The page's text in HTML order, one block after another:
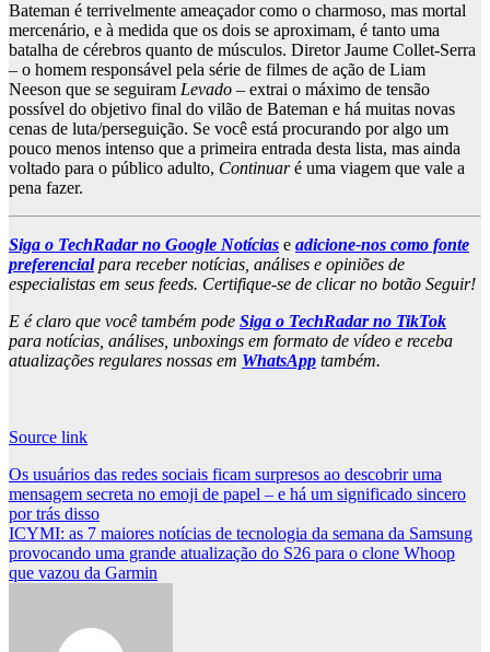
Bateman é terrivelmente ameaçador como o charmoso, mas mortal
mercenário, e à medida que os dois se aproximam, é tanto uma
batalha de cérebros quanto de músculos. Diretor Jaume Collet-Serra
– o homem responsável pela série de filmes de ação de Liam
Neeson que se seguiram Levado – extrai o máximo de tensão
possível do objetivo final do vilão de Bateman e há muitas novas
cenas de luta/perseguição. Se você está procurando por algo um
pouco menos intenso que a primeira entrada desta lista, mas ainda
voltado para o público adulto, Continuaré uma viagem que vale a
pena fazer.
Siga o TechRadar no Google Notícias e adicione-nos como fonte
preferencialpara receber notícias, análises e opiniões de
especialistas em seus feeds. Certifique-se de clicar no botão Seguir!
E é claro que você também pode Siga o TechRadar no TikTok
para notícias, análises, unboxings em formato de vídeo e receba
atualizações regulares nossas em WhatsApp também.
Source link
Post
navigation
Os usuários das redes sociais ficam surpresos ao descobrir uma
mensagem secreta no emoji de papel – e há um significado sincero
por trás disso
ICYMI: as 7 maiores notícias de tecnologia da semana da Samsung
provocando uma grande atualização do S26 para o clone Whoop
que vazou da Garmin